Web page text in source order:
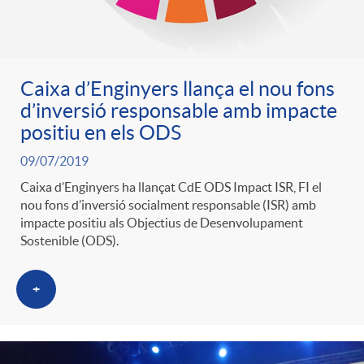
r
o
C
a
t
e
g
u
t
s
Caixa d’Enginyers llança el nou fons
d’inversió responsable amb impacte
positiu en els ODS
09/07/2019
Caixa d’Enginyers ha llançat CdE ODS Impact ISR, FI el
nou fons d’inversió socialment responsable (ISR) amb
impacte positiu als Objectius de Desenvolupament
Sostenible (ODS).
+